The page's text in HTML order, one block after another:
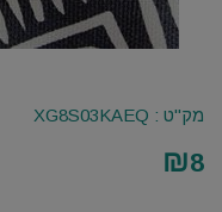
מק"ט : XG8S03KAEQ
₪8